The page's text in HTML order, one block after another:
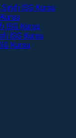
İSG Kursu
İSG Kursu
İSG Kursu
Kursu